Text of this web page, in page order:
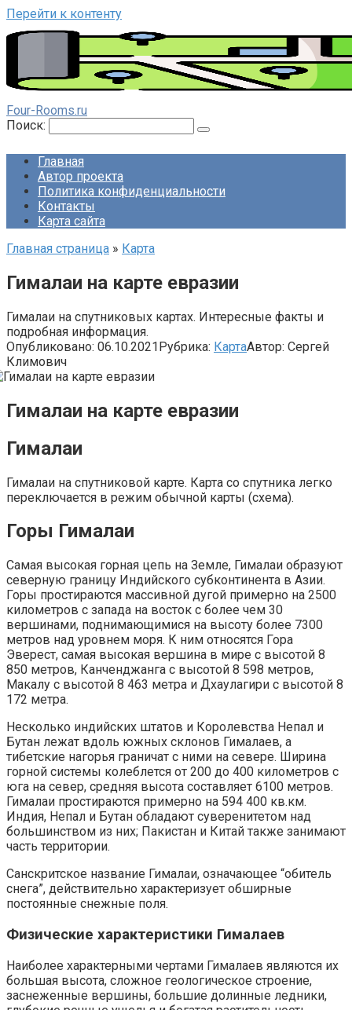
Перейти к контенту
Four-Rooms.ru
Поиск:
Главная
Автор проекта
Политика конфиденциальности
Контакты
Карта сайта
Главная страница » Карта
Гималаи на карте евразии
Гималаи на спутниковых картах. Интересные факты и
подробная информация.
Опубликовано: 06.10.2021Рубрика: КартаАвтор: Сергей
Климович
Гималаи на карте евразии
Гималаи
Гималаи на спутниковой карте. Карта со спутника легко
переключается в режим обычной карты (схема).
Горы Гималаи
Самая высокая горная цепь на Земле, Гималаи образуют
северную границу Индийского субконтинента в Азии.
Горы простираются массивной дугой примерно на 2500
километров с запада на восток с более чем 30
вершинами, поднимающимися на высоту более 7300
метров над уровнем моря. К ним относятся Гора
Эверест, самая высокая вершина в мире с высотой 8
850 метров, Канченджанга с высотой 8 598 метров,
Макалу с высотой 8 463 метра и Дхаулагири с высотой 8
172 метра.
Несколько индийских штатов и Королевства Непал и
Бутан лежат вдоль южных склонов Гималаев, а
тибетские нагорья граничат с ними на севере. Ширина
горной системы колеблется от 200 до 400 километров с
юга на север, средняя высота составляет 6100 метров.
Гималаи простираются примерно на 594 400 кв.км.
Индия, Непал и Бутан обладают суверенитетом над
большинством из них; Пакистан и Китай также занимают
часть территории.
Санскритское название Гималаи, означающее “обитель
снега”, действительно характеризует обширные
постоянные снежные поля.
Физические характеристики Гималаев
Наиболее характерными чертами Гималаев являются их
большая высота, сложное геологическое строение,
заснеженные вершины, большие долинные ледники,